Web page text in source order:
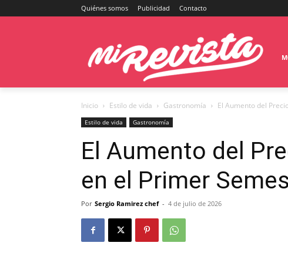
Quiénes somos Publicidad Contacto
Inicio Estilo de vida Gastronomía El Aumento del
Estilo de vida Gastronomía
El Aumento del
en el Primer
Por Sergio Ramirez chef - 4 de julio de 2026